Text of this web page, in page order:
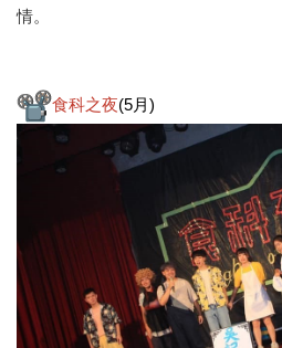
情。
食科之夜(5月)